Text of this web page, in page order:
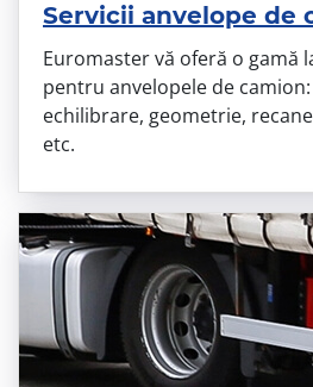
Servicii anvelope de
Euromaster vă oferă o gamă
pentru anvelopele de
echilibrare, geometrie,
etc.